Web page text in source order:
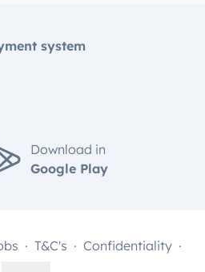
system
Download in
Google Play
T&C's
Confidentiality